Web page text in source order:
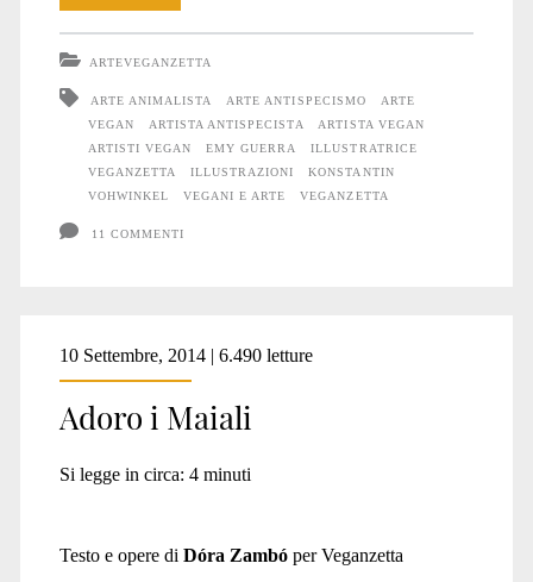
Guerra
ARTEVEGANZETTA
ARTE ANIMALISTA ARTE ANTISPECISMO
ARTE
VEGAN
ARTISTA ANTISPECISTA
ARTISTA VEGAN
ARTISTI VEGAN
EMY GUERRA
ILLUSTRATRICE
VEGANZETTA
ILLUSTRAZIONI
KONSTANTIN
VOHWINKEL
VEGANI E ARTE VEGANZETTA
11 COMMENTI
10 Settembre, 2014 | 6.490 letture
Adoro i Maiali
Si legge in circa: 4 minuti
Testo e opere di Dóra Zambóper Veganzetta